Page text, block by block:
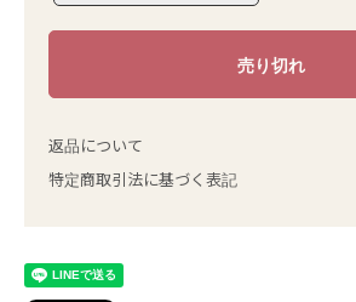
返品について
特定商取引法に基づく表記